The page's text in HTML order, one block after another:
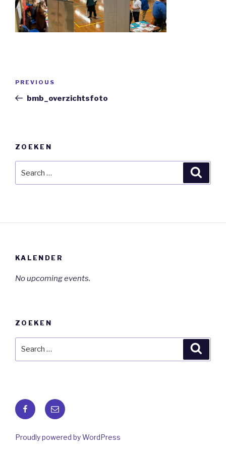
Previous
Post
PREVIOUS
bmb_overzichtsfoto
ZOEKEN
for:
KALENDER
No upcoming events.
ZOEKEN
Facebook
E-
mail
Proudly powered by WordPress